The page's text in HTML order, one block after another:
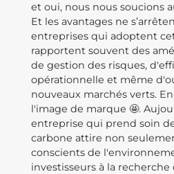
et oui, nous nous soucions
Et les avantages ne
entreprises qui adoptent
rapportent souvent des
de gestion des risques,
opérationnelle et même
nouveaux marchés verts.
l'image de marque 🤩.
entreprise qui prend soin
carbone attire non
conscients de
investisseurs à la